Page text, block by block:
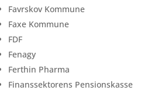
Favrskov Kommune
Faxe Kommune
FDF
Fenagy
Ferthin Pharma
Finanssektorens Pensionskasse